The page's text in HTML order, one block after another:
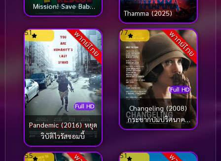
Mission! Save Baby
Bear From
Amusement Park
(2015) ทีปัง หน่วยกู้ภัย
จิ๋วแจ๋ว
Thamma (2025)
พากย์ไทย
Full HD
5.1
Pandemic (2016) หยุด
วิบัติไวรัสซอมบี้
พากย์ไทย
Full HD
7.7
Changeling (2008)
กระชากปมปริศนาคดี
อำพราง
5.5 5.1